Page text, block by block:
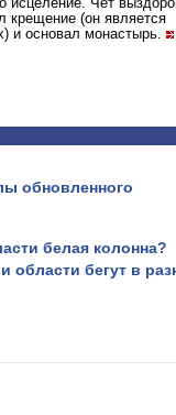
исцеление. Чет
крещение (он является
и основал монастырь.
обновленного
белая колонна?
области бегут в